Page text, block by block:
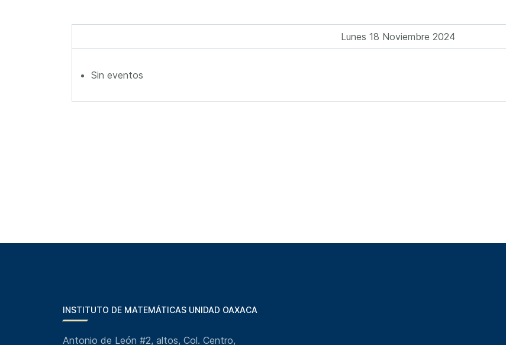
Lunes 18 Noviembre 2024
Sin eventos
INSTITUTO DE MATEMÁTICAS UNIDAD OAXACA
Antonio de León #2, altos, Col. Centro,